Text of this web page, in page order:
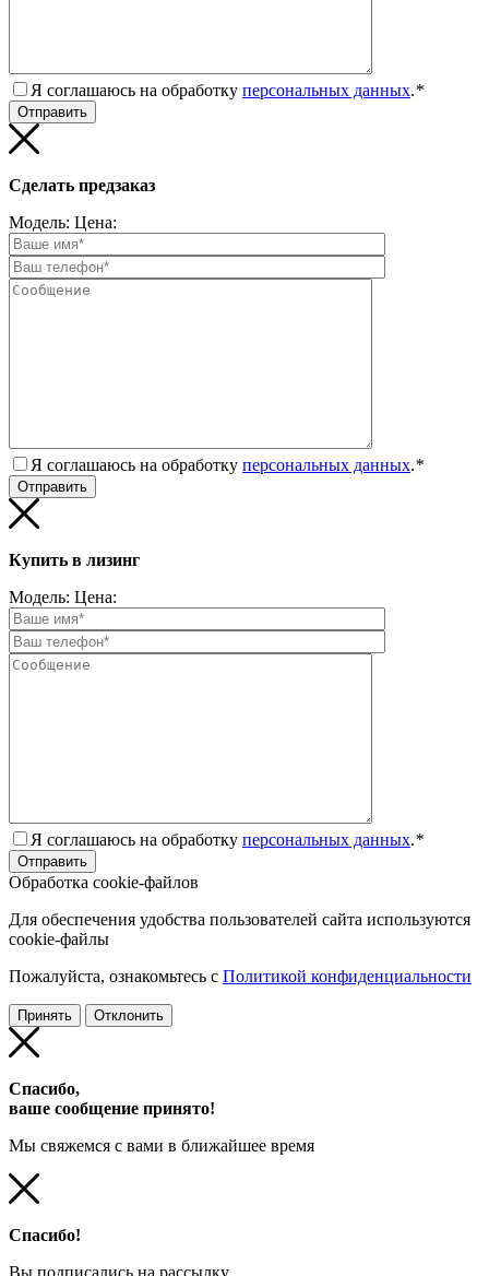
Я соглашаюсь на обработку персональных данных.*
Сделать предзаказ
Модель: Цена:
Я соглашаюсь на обработку персональных данных.*
Купить в лизинг
Модель: Цена:
Я соглашаюсь на обработку персональных данных.*
Обработка cookie-файлов
Для обеспечения удобства пользователей сайта используются
cookie-файлы
Пожалуйста, ознакомьтесь с Политикой конфиденциальности
Принять Отклонить
Спасибо,
ваше сообщение принято!
Мы свяжемся с вами в ближайшее время
Спасибо!
Вы подписались на рассылку